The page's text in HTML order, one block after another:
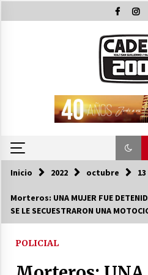
al
ÚLTIMAS
Autoridades
evaluaron
Inicio 2022 octubre 13
Morteros: UNA MUJER FUE
SE LE SECUESTRARON UNA
POLICIAL